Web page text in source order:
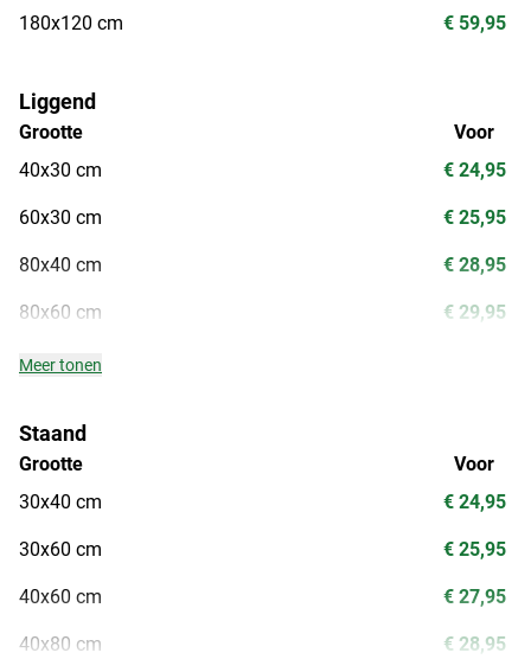
180x120 cm € 59,95
Liggend
Grootte
40x30 cm
60x30 cm
80x40 cm
80x60 cm
Voor
€ 24,95
€ 25,95
€ 28,95
€ 29,95
Meer tonen
Staand
Grootte
30x40 cm
30x60 cm
40x60 cm
40x80 cm
Voor
€ 24,95
€ 25,95
€ 27,95
€ 28,95